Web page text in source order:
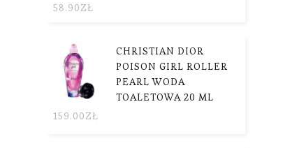
58.90ZŁ
CHRISTIAN DIOR
POISON GIRL ROLLER
PEARL WODA
TOALETOWA 20 ML
159.00ZŁ